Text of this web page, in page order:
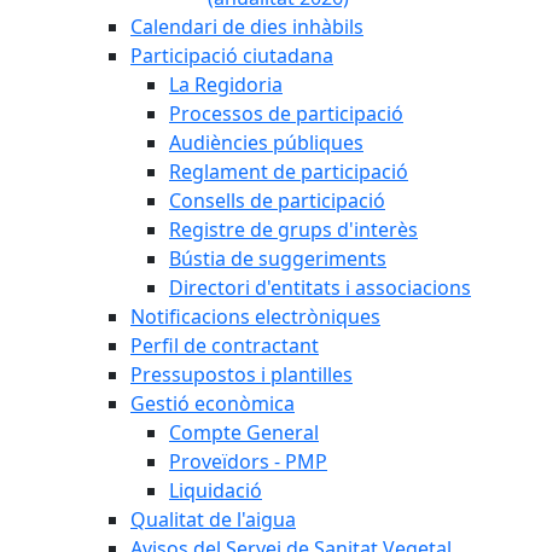
Calendari de dies inhàbils
Participació ciutadana
La Regidoria
Processos de participació
Audiències públiques
Reglament de participació
Consells de participació
Registre de grups d'interès
Bústia de suggeriments
Directori d'entitats i associacions
Notificacions electròniques
Perfil de contractant
Pressupostos i plantilles
Gestió econòmica
Compte General
Proveïdors - PMP
Liquidació
Qualitat de l'aigua